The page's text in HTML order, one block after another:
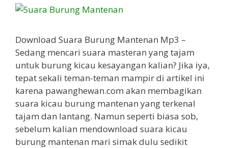
Download Suara Burung Mantenan Mp3 –
Sedang mencari suara masteran yang tajam
untuk burung kicau kesayangan kalian? Jika iya,
tepat sekali teman-teman mampir di artikel ini
karena pawanghewan.com akan membagikan
suara kicau burung mantenan yang terkenal
tajam dan lantang. Namun seperti biasa sob,
sebelum kalian mendownload suara kicau
burung mantenan mari simak dulu sedikit